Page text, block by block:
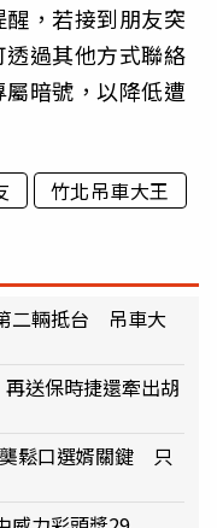
，若接到朋友突
過其他方式聯絡
暗號，以降低遭
竹北吊車大王
二輛抵台 吊車大
送保時捷還牽出胡
鬆口選婿關鍵 只